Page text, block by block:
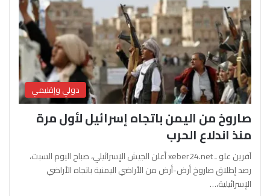
دولي وإقليمي
صاروخ من اليمن باتجاه إسرائيل لأول مرة
منذ اندلاع الحرب
آفرين علو ـ xeber24.net أعلن الجيش الإسرائيلي، صباح اليوم السبت،
رصد إطلاق صاروخ أرض-أرض من الأراضي اليمنية باتجاه الأراضي
الإسرائيلية،…